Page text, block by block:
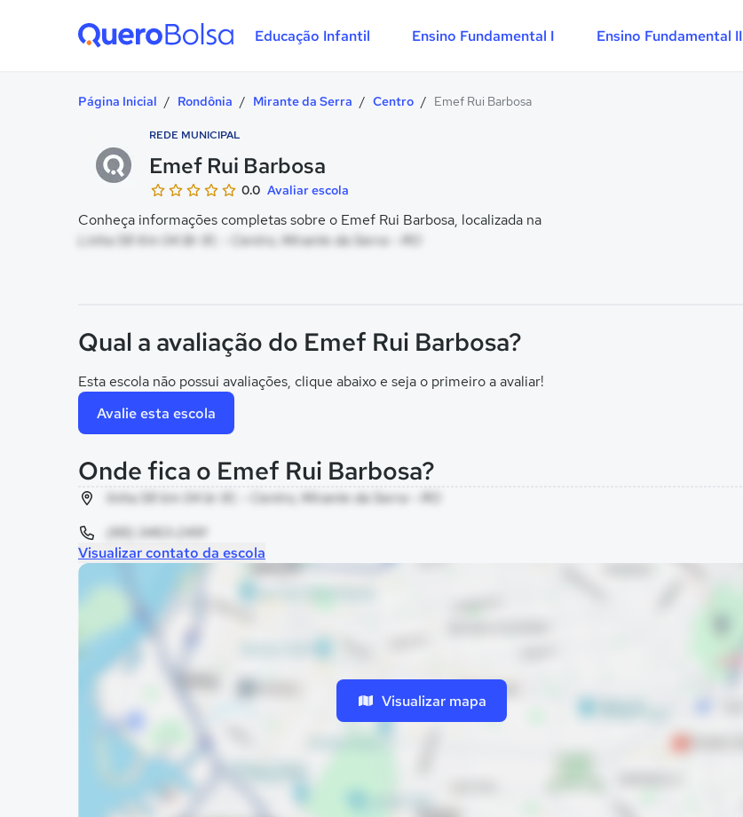
Educação Infantil Ensino Fundamental I Ensino Fundamental II
Página Inicial / Rondônia / Mirante da Serra / Centro / Emef Rui Barbosa
REDE MUNICIPAL
Emef Rui Barbosa
0.0 Avaliar escola
Conheça informações completas sobre o Emef Rui Barbosa, localizada na
Linha 58 Km 04 Br 81, - Centro, Mirante da Serra - RO
Qual a avaliação do Emef Rui Barbosa?
Esta escola não possui avaliações, clique abaixo e seja o primeiro a avaliar!
Avalie esta escola
Onde fica o Emef Rui Barbosa?
linha 58 km 04 br 81, - Centro, Mirante da Serra - RO
(69) 3463-2491
Visualizar contato da escola
Visualizar mapa